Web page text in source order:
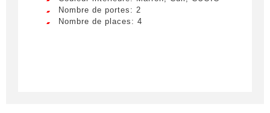
Nombre de portes: 2
Nombre de places: 4